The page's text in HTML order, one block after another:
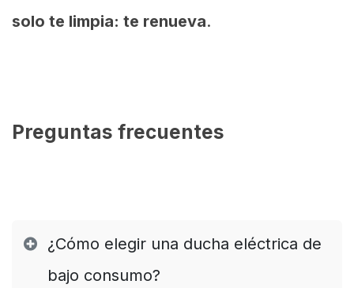
solo te limpia: te renueva.
Preguntas frecuentes
¿Cómo elegir una ducha eléctrica de
bajo consumo?